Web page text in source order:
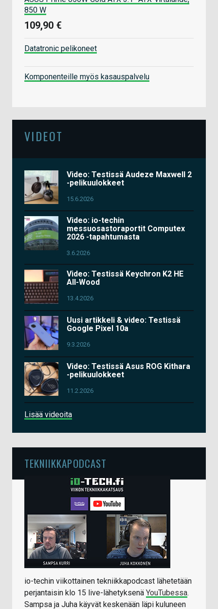
850 W
109,90 €
Datatronic pelikoneet
Komponenteille myös kasauspalvelu
VIDEOT
Video: Testissä Audeze Maxwell 2
-pelikuulokkeet
15.6.2026
Video: io-techin
messuosastoraportit Computex
2026 -tapahtumasta
3.6.2026
Video: Testissä Keychron K2 HE
All-Wood
13.4.2026
Uusi artikkeli & video: Testissä
Google Pixel 10a
9.3.2026
Video: Testissä Asus ROG Kithara
-pelikuulokkeet
11.2.2026
Lisää videoita
TEKNIIKKAPODCAST
io-techin viikottainen tekniikkapodcast lähetetään
perjantaisin klo 15 live-lähetyksenä YouTubessa.
Sampsa ja Juha käyvät keskenään läpi kuluneen